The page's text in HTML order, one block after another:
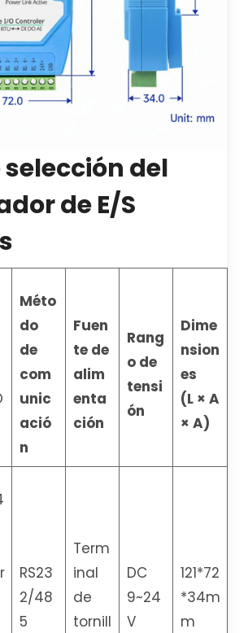
selección del
de E/S
Méto
do
de
com
unic
ació
n
Fuen
te de
alim
enta
ción
Rang
o de
tensi
ón
Dime
nsion
es
(L × A
× A)
RS23
2/48
5
Term
inal
de
tornill
DC
9~24
V
121*72
*34m
m